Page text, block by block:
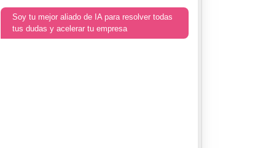
Soy tu mejor aliado de IA para resolver todas
tus dudas y acelerar tu empresa